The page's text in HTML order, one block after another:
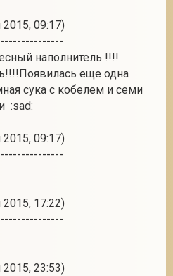
09:17)
наполнитель !!!!
еще одна
сука с кобелем и семи
:sad:
09:17)
17:22)
23:53)